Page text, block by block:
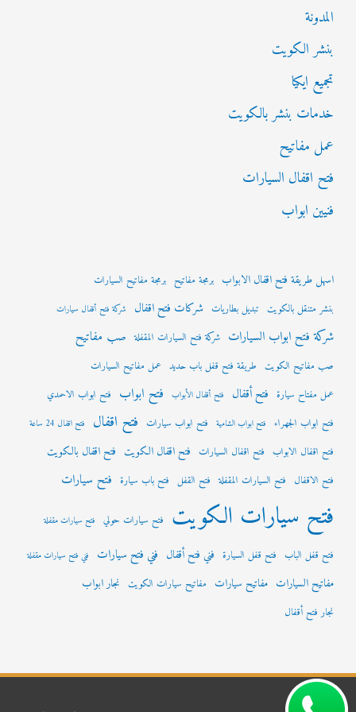
المدونة
بنشر الكويت
تجميع ايكيا
خدمات بنشر بالكويت
عمل مفاتيح
فتح اقفال السيارات
فنيين ابواب
اسهل طريقة فتح اقفال الابواب برمجة مفاتيح برمجة مفاتيح السيارات
بنشر متنقل بالكويت تبديل بطاريات شركات فتح اقفال شركة فتح أقفال سيارات
شركة فتح ابواب السيارات شركة فتح السيارات المقفلة صب مفاتيح
صب مفاتيح الكويت طريقة فتح قفل باب حديد عمل مفاتيح السيارات
عمل مفتاح سيارة فتح أقفال فتح أقفال الأبواب فتح ابواب فتح ابواب الاحمدي
فتح ابواب الجهراء فتح ابواب الشامية فتح ابواب سيارات فتح اقفال فتح اقفال 24 ساعة
فتح اقفال الابواب فتح اقفال السيارات فتح اقفال الكويت فتح اقفال بالكويت
فتح الاقفال فتح السيارات المقفلة فتح القفل فتح باب سيارة فتح سيارات
فتح سيارات الكويت فتح سيارات حولي فتح سيارات مقفلة
فتح قفل الباب فتح قفل السيارة فني فتح أقفال فني فتح سيارات فني فتح سيارات مقفلة
مفاتيح السيارات مفاتيح سيارات مفاتيح سيارات الكويت نجار ابواب
نجار فتح أقفال